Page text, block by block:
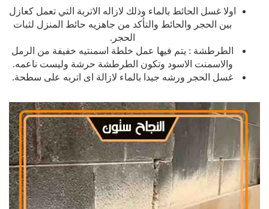
اولا غسل الحائط بالماء وذلك لازاله الاتربة التي تعمل كعازل
بين الحجر والحائط والتأكد من جاهزيه حائط المنزل لثبات
الحجر.
الطرطشة : يتم فيها عمل خلطة اسمنتيه خفيفة من الرمل
والاسمنت الاسود وتكون الطرطشة حرشة وليست ناعمه.
غسل الحجر ورشه جيدا بالماء لازالة اى اتربه على سطحة.